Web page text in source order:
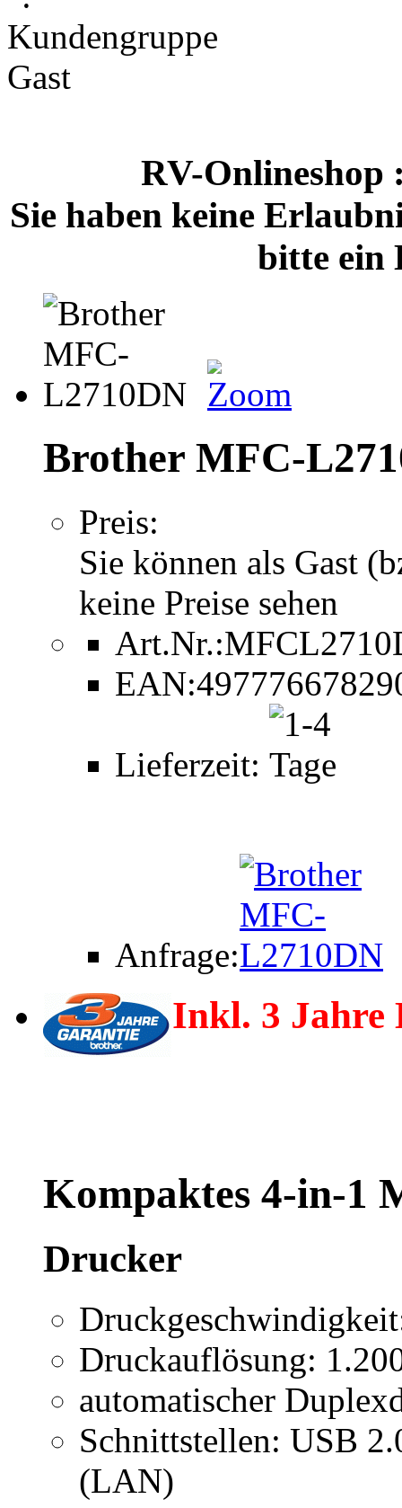
RV-Onlineshop
Sie haben keine
bitte ein
Brother MFC-
Preis:
Sie können als Gast
keine Preise sehen
Art.Nr.:
EAN:
Lieferzeit:
Anfrage:
Inkl. 3 Jahre
Kompaktes 4-in-1
Drucker
Druckauflösung:
automatischer
Schnittstellen: USB
(LAN)